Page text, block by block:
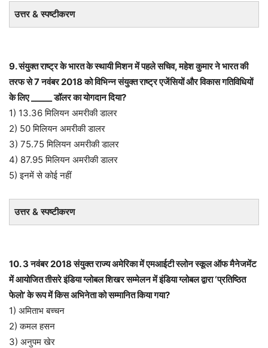
उत्तर & स्पष्टीकरण
9. संयुक्त राष्ट्र के भारत के स्थायी मिशन में पहले सचिव, महेश कुमार ने भारत की
तरफ से 7 नवंबर 2018 को विभिन्न संयुक्त राष्ट्र एजेंसियों और विकास गतिविधियों
के लिए _____ डॉलर का योगदान दिया?
1) 13.36 मिलियन अमरीकी डालर
2) 50 मिलियन अमरीकी डालर
3) 75.75 मिलियन अमरीकी डालर
4) 87.95 मिलियन अमरीकी डालर
5) इनमें से कोई नहीं
उत्तर & स्पष्टीकरण
10. 3 नवंबर 2018 संयुक्त राज्य अमेरिका में एमआईटी स्लोन स्कूल ऑफ मैनेजमेंट
में आयोजित तीसरे इंडिया ग्लोबल शिखर सम्मेलन में इंडिया ग्लोबल द्वारा ‘प्रतिष्ठित
फेलो’ के रूप में किस अभिनेता को सम्मानित किया गया?
1) अमिताभ बच्चन
2) कमल हसन
3) अनुपम खेर